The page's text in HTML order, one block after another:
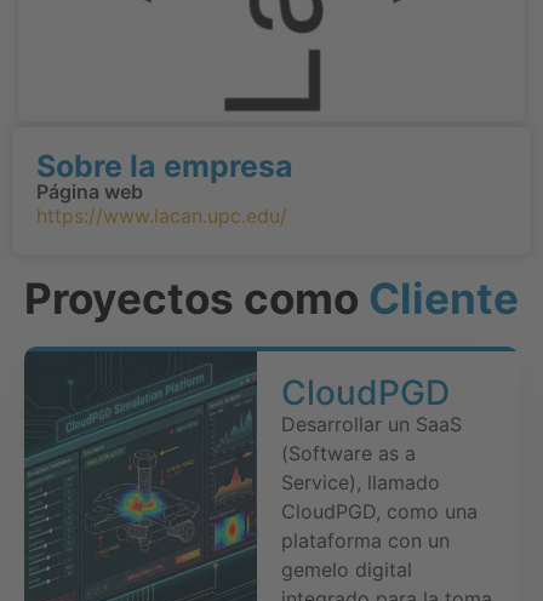
Proyectos como Cliente
CloudPGD
Desarrollar un SaaS
(Software as a
Service), llamado
CloudPGD, como una
plataforma con un
gemelo digital
Sobre la empresa
Página web
https://www.lacan.upc.edu/